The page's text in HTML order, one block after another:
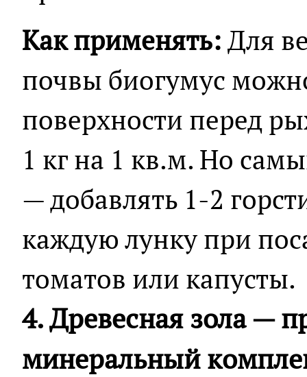
Как применять:Для
почвы биогумус
поверхности перед
1 кг на 1 кв.м. Но
— добавлять 1-2
каждую лунку при
томатов или капусты.
4. Древесная зола —
минеральный